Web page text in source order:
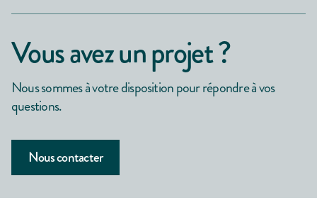
Vous avez un projet ?
Nous sommes à votre disposition pour répondre à vos
questions.
Nous contacter